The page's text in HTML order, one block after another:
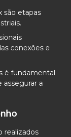
são etapas
conexões e
é fundamental
a
realizados